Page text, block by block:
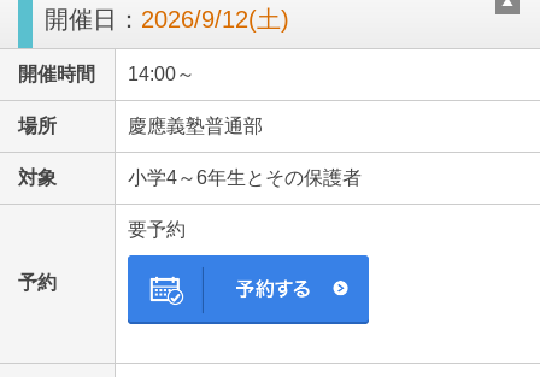
慶應義塾普通部
ブックマークした学校
開催日： 2026/9/12(土)
開催時間 14:00～
場所 慶應義塾普通部
対象 小学4～6年生とその保護者
予約
要予約